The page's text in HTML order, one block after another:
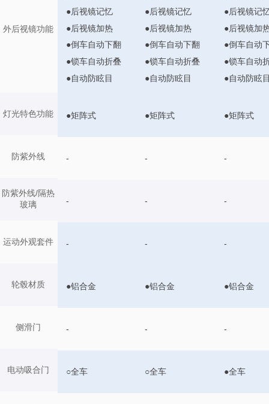
外后视镜功能
灯光特色功能
防紫外线
防紫外线/隔热
玻璃
运动外观套件
轮毂材质
侧滑门
电动吸合门
●后视镜记忆
●后视镜加热
●倒车自动下翻
●锁车自动折叠
●自动防眩目
●后视镜记忆
●后视镜加热
●倒车自动下翻
●锁车自动折叠
●自动防眩目
●后视镜记
●后视镜加
●倒车自动
●锁车自动
●自动防眩
●矩阵式 ●矩阵式 ●矩阵式
- - -
- - -
- - -
●铝合金 ●铝合金 ●铝合金
- - -
○全车 ○全车 ●全车